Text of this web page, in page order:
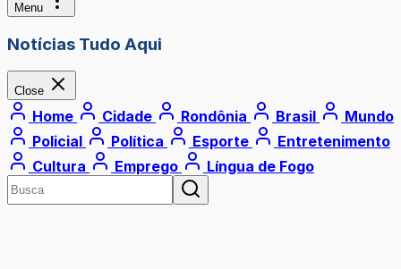
Menu
Notícias Tudo Aqui
Close
Home Cidade Rondônia Brasil
Mundo
Policial
Política Esporte
Entretenimento
Cultura
Emprego Língua de Fogo